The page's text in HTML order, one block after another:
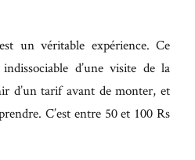
un véritable expérience. Ce
d’une visite de la
d’un tarif avant de monter, et
C’est entre 50 et 100 Rs